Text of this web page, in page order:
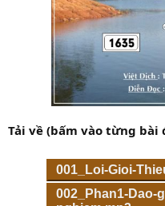
Tải về (bấm vào từng bài